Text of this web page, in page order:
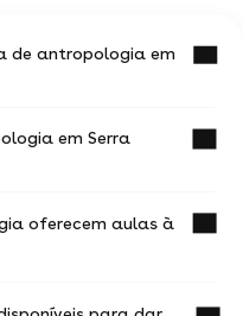
de antropologia em
de antropologia em
45.
de antropologia
em Serra
un professor
mais rápido
oferecem aulas à